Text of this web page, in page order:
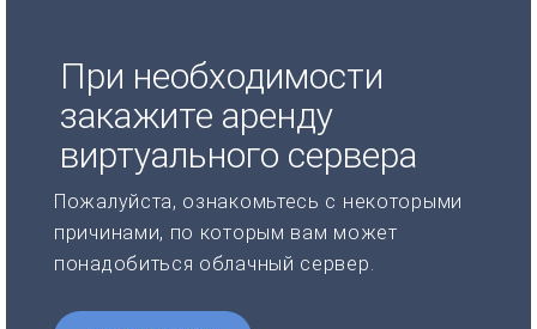
При необходимости
закажите аренду
виртуального сервера
Пожалуйста, ознакомьтесь с некоторыми
причинами, по которым вам может
понадобиться облачный сервер.